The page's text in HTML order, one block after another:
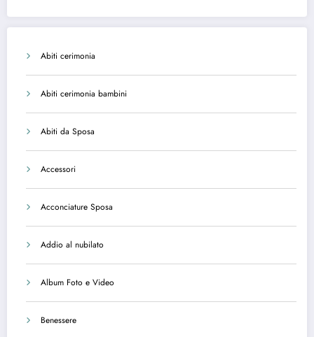
Abiti cerimonia
Abiti cerimonia bambini
Abiti da Sposa
Accessori
Acconciature Sposa
Addio al nubilato
Album Foto e Video
Benessere